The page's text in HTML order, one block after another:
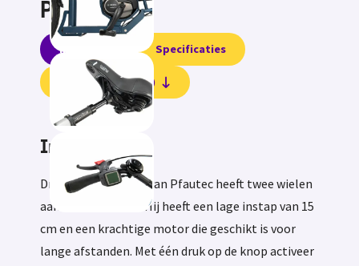
Pfautec
Informatie Specificaties
Beoordelingen (0)
Informatie
Driewielfiets Roma van Pfautec heeft twee wielen
aan de achterkant. Hij heeft een lage instap van 15
cm en een krachtige motor die geschikt is voor
lange afstanden. Met één druk op de knop activeer